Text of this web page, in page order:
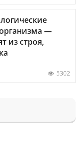
—
из строя,
5302